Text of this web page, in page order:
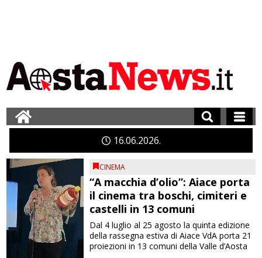
1606 2026
CINEMA
“A macchia d’olio”: Aiace porta
il cinema tra boschi, cimiteri e
castelli in 13 comuni
Dal 4 luglio al 25 agosto la quinta edizione
della rassegna estiva di Aiace VdA porta 21
proiezioni in 13 comuni della Valle d’Aosta